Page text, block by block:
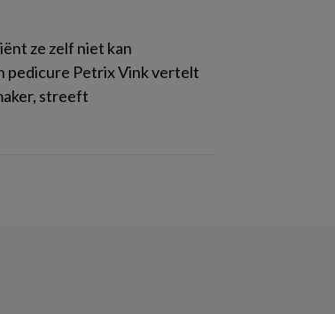
ze zelf niet kan
pedicure Petrix Vink vertelt
streeft